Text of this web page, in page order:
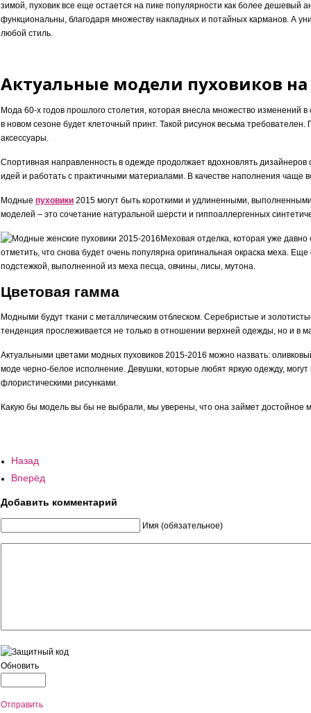
зимой, пуховик все еще остается на пике популярности как более дешевый
функциональны, благодаря множеству накладных и потайных карманов. А
любой стиль.
Актуальные модели пуховиков на
Мода 60-х годов прошлого столетия, которая внесла множество
в новом сезоне будет клеточный принт. Такой рисунок весьма
аксессуары.
Спортивная направленность в одежде продолжает вдохновлять
идей и работать с практичными материалами. В качестве наполнения чаще
Модные пуховики 2015 могут быть короткими и удлиненными,
моделей – это сочетание натуральной шерсти и гиппоаллергенных
Меховая отделка, которая уже
отметить, что снова будет очень популярна оригинальная окраска меха.
подстежкой, выполненной из меха песца, овчины, лисы, мутона.
Цветовая гамма
Модными будут ткани с металлическим отблеском. Серебристые и
тенденция прослеживается не только в отношении верхней одежды, но и в
Актуальными цветами модных пуховиков 2015-2016 можно назвать:
моде черно-белое исполнение. Девушки, которые любят яркую одежду,
флористическими рисунками.
Какую бы модель вы бы не выбрали, мы уверены, что она займет достойное
Назад
Вперёд
Добавить комментарий
Имя (обязательное)
Обновить
Отправить